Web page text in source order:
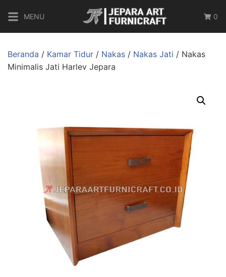
MENU 0
Beranda / Kamar Tidur / Nakas / Nakas Jati / Nakas
Minimalis Jati Harlev Jepara